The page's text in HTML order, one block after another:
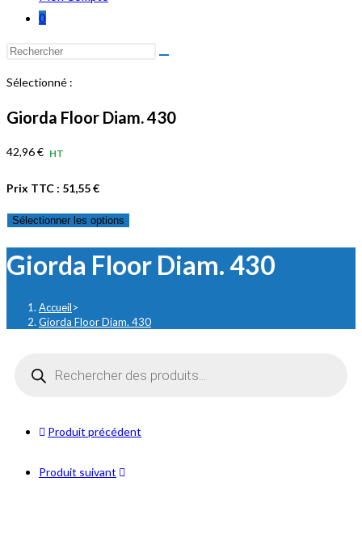
0
Rechercher
ce
site
Sélectionné :
Giorda Floor Diam. 430
42,96€ HT
Prix TTC : 51,55€
Sélectionner les options
Giorda Floor Diam. 430
Accueil>
Giorda Floor Diam. 430
produits
Produit précédent
Produit suivant